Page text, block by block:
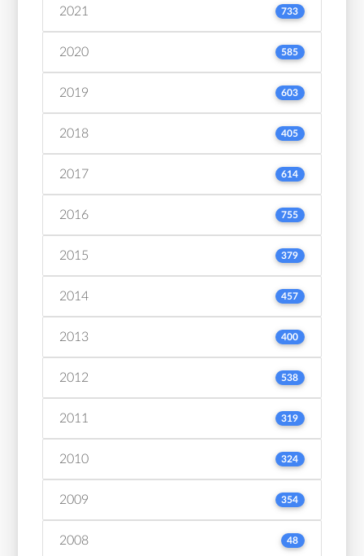
2021 733
2020 585
2019 603
2018 405
2017 614
2016 755
2015 379
2014 457
2013 400
2012 538
2011 319
2010 324
2009 354
2008 48